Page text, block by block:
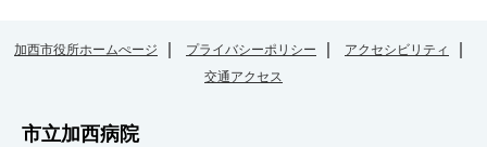
加西市役所ホームぺージ プライバシーポリシー
アクセシビリティ
交通アクセス
市立加西病院